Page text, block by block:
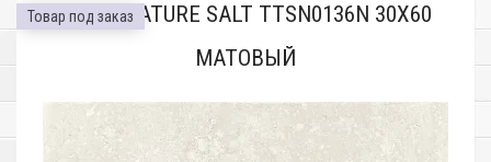
STONENATURE SALT TTSN0136N 30X60
МАТОВЫЙ
Товар под заказ